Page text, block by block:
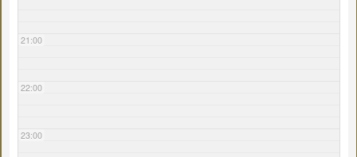
21:00
22:00
23:00